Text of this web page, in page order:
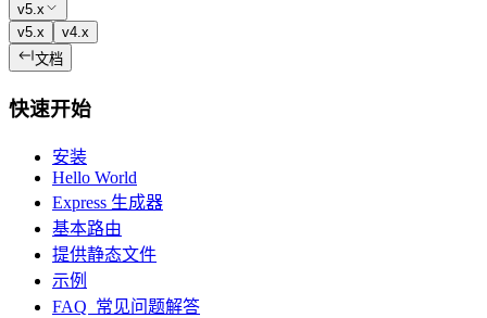
v5.x
v5.x
v4.x
文档
快速开始
安装
Hello World
Express 生成器
基本路由
提供静态文件
示例
FAQ 常见问题解答